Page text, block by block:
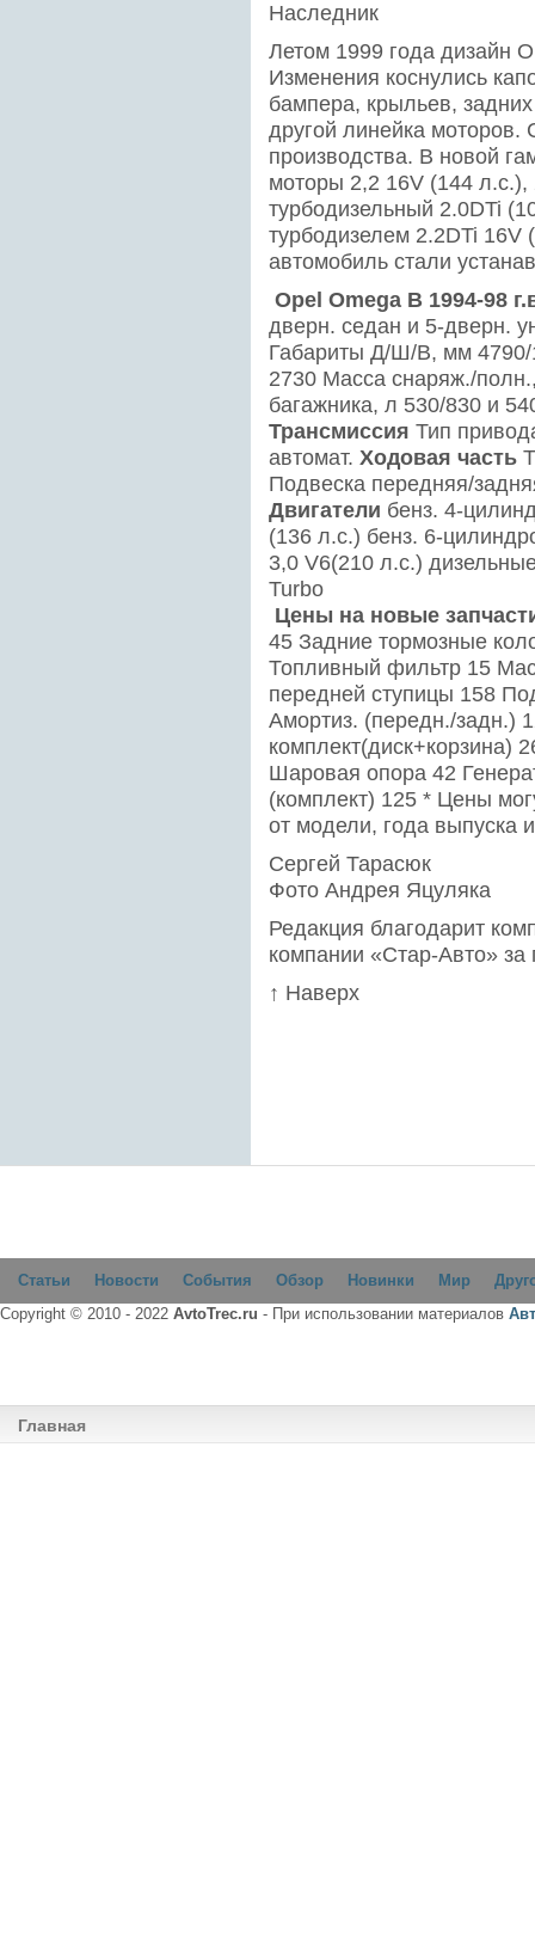
Наследник
Летом 1999 года дизайн
Изменения коснулись
бампера, крыльев,
другой линейка моторов.
производства. В новой
моторы 2,2 16V (144
турбодизельный 2.0DTi
турбодизелем 2.2DTi 16V
автомобиль стали
Opel Omega B 1994-98
дверн. седан и 5-дверн.
Габариты Д/Ш/В, мм 4790/
2730 Масса снаряж./
багажника, л 530/830 и
Трансмиссия Тип
автомат. Ходовая часть
Подвеска передняя/
Двигатели бенз. 4-
(136 л.с.) бенз. 6-
3,0 V6(210 л.с.)
Turbo
Цены на новые
45 Задние тормозные
Топливный фильтр 15
передней ступицы 158
Амортиз. (передн./задн.)
комплект(диск+корзина)
Шаровая опора 42
(комплект) 125 * Цены
от модели, года выпуска
Сергей Тарасюк
Фото Андрея Яцуляка
Редакция благодарит
компании «Стар-Авто»
↑ Наверх
Статьи Новости События Обзор Новинки Мир
Copyright © 2010 - 2022 AvtoTrec.ru - При использовании материалов
Главная